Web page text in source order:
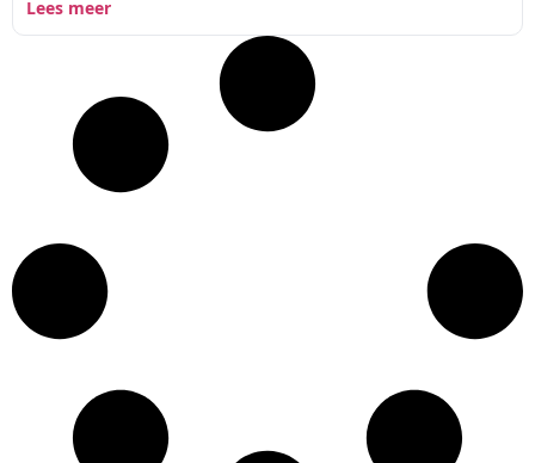
Lees meer